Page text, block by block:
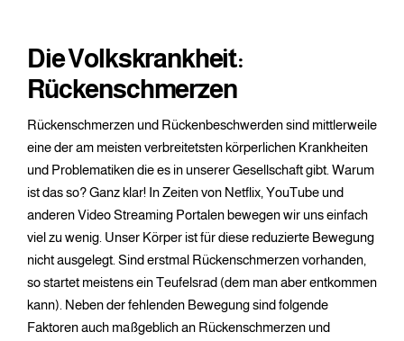
Die Volkskrankheit:
Rückenschmerzen
Rückenschmerzen und Rückenbeschwerden sind mittlerweile
eine der am meisten verbreitetsten körperlichen Krankheiten
und Problematiken die es in unserer Gesellschaft gibt. Warum
ist das so? Ganz klar! In Zeiten von Netflix, YouTube und
anderen Video Streaming Portalen bewegen wir uns einfach
viel zu wenig. Unser Körper ist für diese reduzierte Bewegung
nicht ausgelegt. Sind erstmal Rückenschmerzen vorhanden,
so startet meistens ein Teufelsrad (dem man aber entkommen
kann). Neben der fehlenden Bewegung sind folgende
Faktoren auch maßgeblich an Rückenschmerzen und